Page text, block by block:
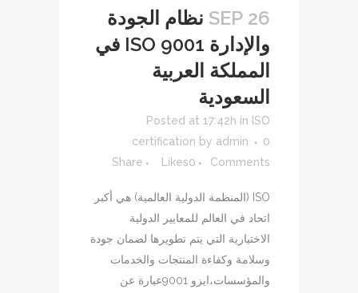
26 SEP
نظام الجودة
والإدارة ISO 9001 في
المملكة العربية
السعودية
Posted at 17:42h in ISO
certification by admin
0
Comments
0
Likes
Share
ISO (المنظمة الدولية العالمية) هي أكبر
اتحاد في العالم للمعايير الدولية
الاختيارية التي يتم تطويرها لضمان جودة
وسلامة وكفاءة المنتجات والخدمات
والمؤسسات،ايزو 9001عبارة عن